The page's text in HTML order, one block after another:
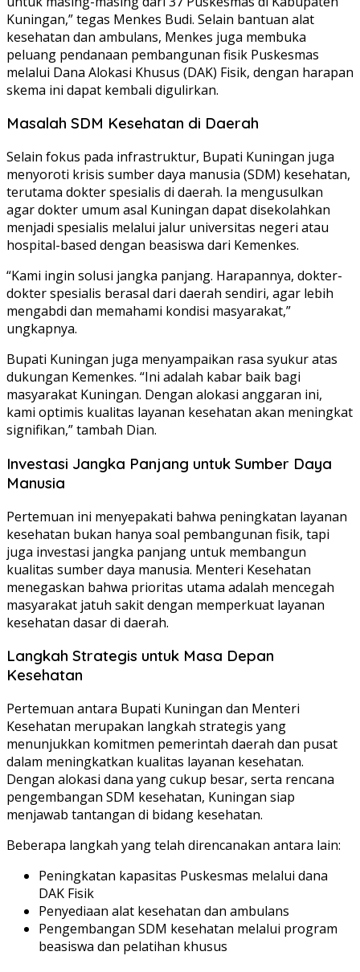
Kuningan,” tegas Menkes Budi. Selain bantuan alat
kesehatan dan ambulans, Menkes juga membuka
peluang pendanaan pembangunan fisik Puskesmas
melalui Dana Alokasi Khusus (DAK) Fisik, dengan harapan
skema ini dapat kembali digulirkan.
Masalah SDM Kesehatan di Daerah
Selain fokus pada infrastruktur, Bupati Kuningan juga
menyoroti krisis sumber daya manusia (SDM) kesehatan,
terutama dokter spesialis di daerah. Ia mengusulkan
agar dokter umum asal Kuningan dapat disekolahkan
menjadi spesialis melalui jalur universitas negeri atau
hospital-based dengan beasiswa dari Kemenkes.
“Kami ingin solusi jangka panjang. Harapannya, dokter-
dokter spesialis berasal dari daerah sendiri, agar lebih
mengabdi dan memahami kondisi masyarakat,”
ungkapnya.
Bupati Kuningan juga menyampaikan rasa syukur atas
dukungan Kemenkes. “Ini adalah kabar baik bagi
masyarakat Kuningan. Dengan alokasi anggaran ini,
kami optimis kualitas layanan kesehatan akan meningkat
signifikan,” tambah Dian.
Investasi Jangka Panjang untuk Sumber Daya
Manusia
Pertemuan ini menyepakati bahwa peningkatan layanan
kesehatan bukan hanya soal pembangunan fisik, tapi
juga investasi jangka panjang untuk membangun
kualitas sumber daya manusia. Menteri Kesehatan
menegaskan bahwa prioritas utama adalah mencegah
masyarakat jatuh sakit dengan memperkuat layanan
kesehatan dasar di daerah.
Langkah Strategis untuk Masa Depan
Kesehatan
Pertemuan antara Bupati Kuningan dan Menteri
Kesehatan merupakan langkah strategis yang
menunjukkan komitmen pemerintah daerah dan pusat
dalam meningkatkan kualitas layanan kesehatan.
Dengan alokasi dana yang cukup besar, serta rencana
pengembangan SDM kesehatan, Kuningan siap
menjawab tantangan di bidang kesehatan.
Beberapa langkah yang telah direncanakan antara lain:
Peningkatan kapasitas Puskesmas melalui dana
DAK Fisik
Penyediaan alat kesehatan dan ambulans
Pengembangan SDM kesehatan melalui program
beasiswa dan pelatihan khusus